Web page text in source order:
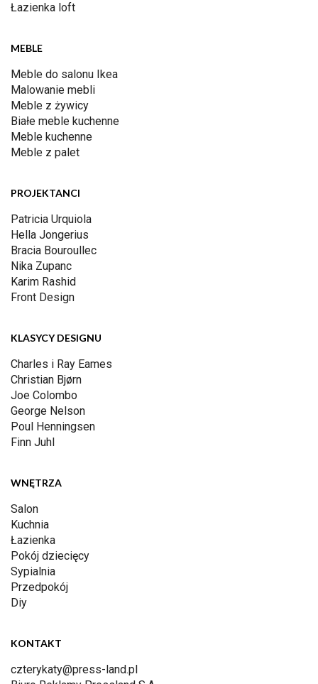
Łazienka loft
MEBLE
Meble do salonu Ikea
Malowanie mebli
Meble z żywicy
Białe meble kuchenne
Meble kuchenne
Meble z palet
PROJEKTANCI
Patricia Urquiola
Hella Jongerius
Bracia Bouroullec
Nika Zupanc
Karim Rashid
Front Design
KLASYCY DESIGNU
Charles i Ray Eames
Christian Bjørn
Joe Colombo
George Nelson
Poul Henningsen
Finn Juhl
WNĘTRZA
Salon
Kuchnia
Łazienka
Pokój dziecięcy
Sypialnia
Przedpokój
Diy
KONTAKT
czterykaty@press-land.pl